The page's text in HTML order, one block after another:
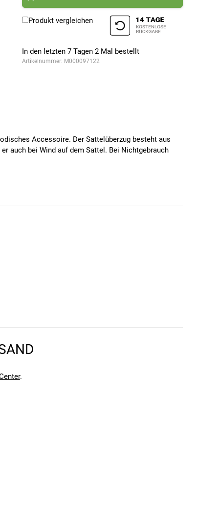
Produkt vergleichen
In den letzten 7 Tagen2 Mal bestellt
Artikelnummer: M000097122
Accessoire. Der Sattelüberzug besteht aus
auch bei Wind auf dem Sattel. Bei Nichtgebrauch
kann. Einen Fehler gefunden?
kann. Einen Fehler gefunden?Hier melden.
.